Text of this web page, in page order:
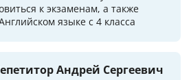
к экзаменам, а также
языке с 4 класса
Андрей Сергеевич